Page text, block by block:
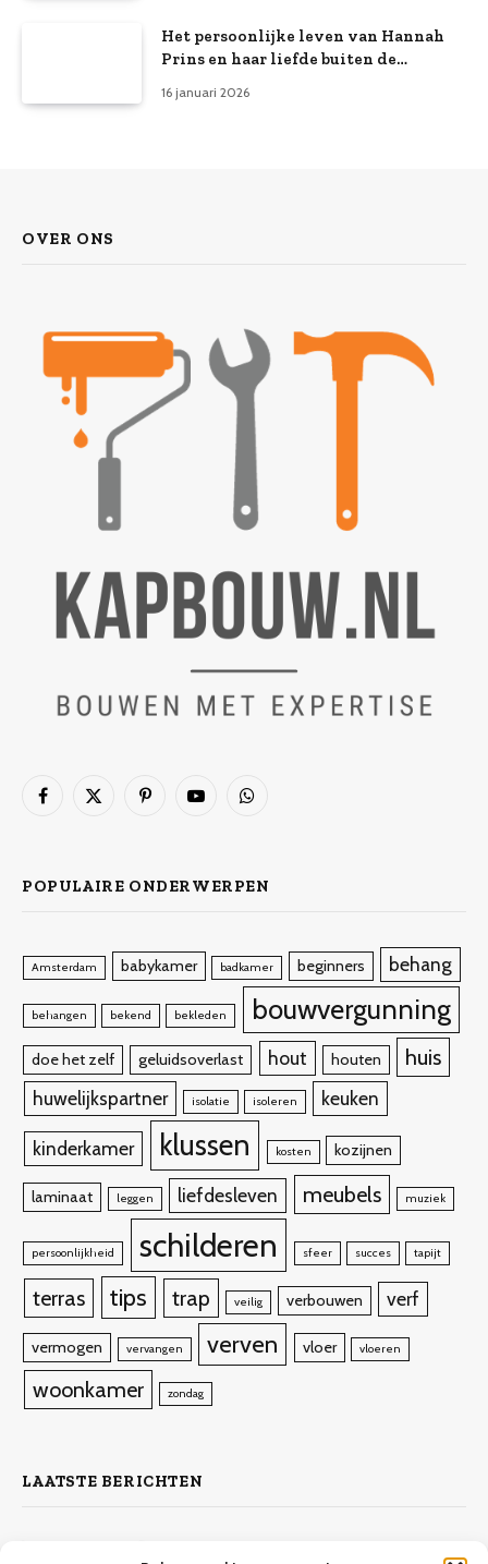
Het persoonlijke leven van Hannah
Prins en haar liefde buiten de
16 januari 2026
OVER ONS
Facebook
X
PinterestYouTubeWhatsApp
POPULAIRE ONDERWERPEN
Amsterdam babykamer badkamer beginners behang
behangen bekend bekleden bouwvergunning
doe het zelf geluidsoverlast hout houten huis
huwelijkspartner isolatie isoleren keuken
kinderkamer klussen kosten kozijnen
laminaat leggen liefdesleven meubels muziek
persoonlijkheid schilderen sfeer succes tapijt
terras tips trap veilig verbouwen verf
vermogen vervangen verven vloer vloeren
woonkamer zondag
LAATSTE BERICHTEN